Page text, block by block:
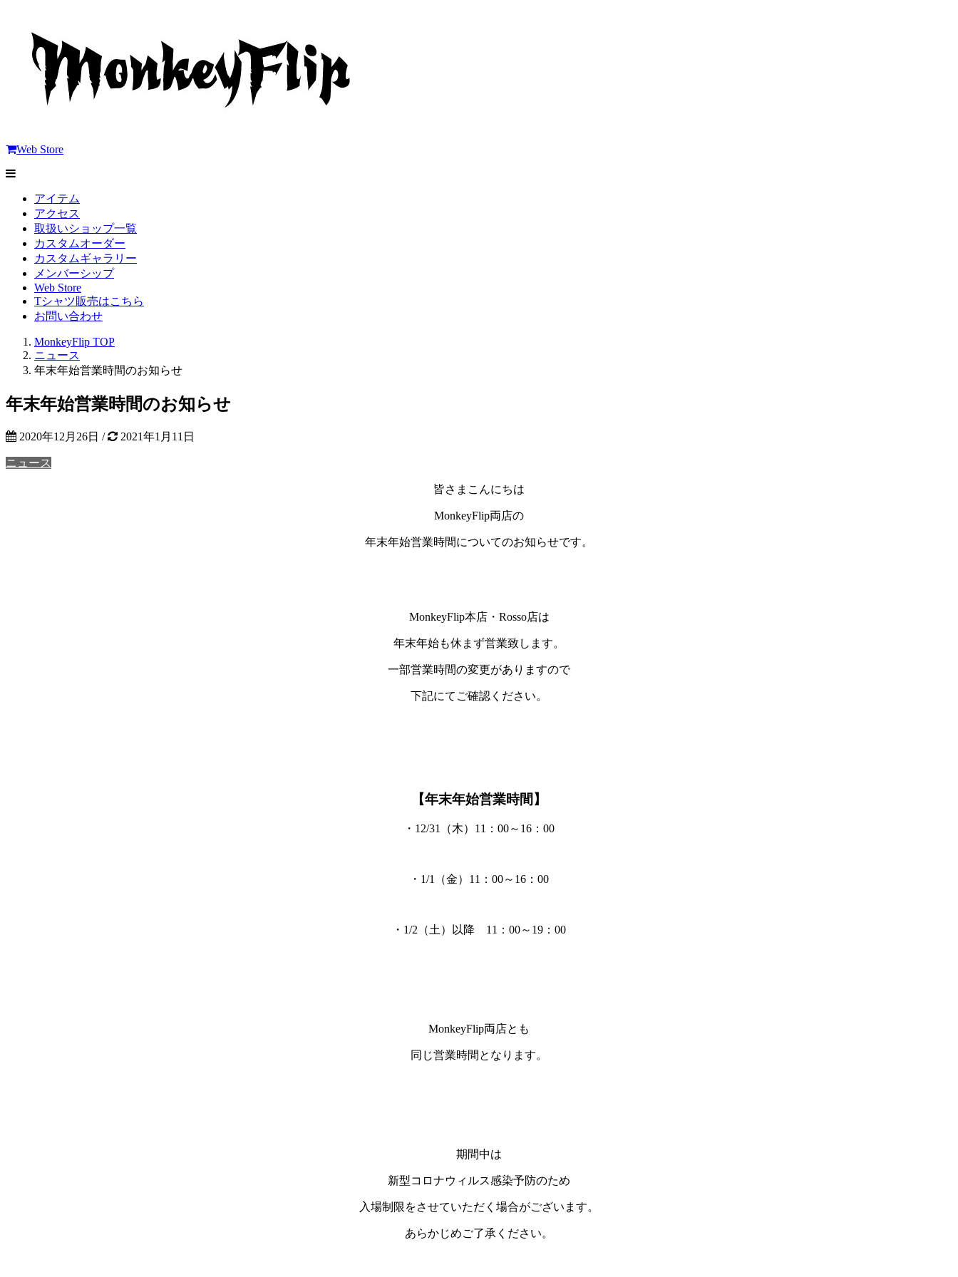
Web Store
アイテム
アクセス
取扱いショップ一覧
カスタムオーダー
カスタムギャラリー
メンバーシップ
Web Store
Tシャツ販売はこちら
お問い合わせ
MonkeyFlip TOP
ニュース
年末年始営業時間のお知らせ
年末年始営業時間のお知らせ
2020年12月26日 / 2021年1月11日
ニュース
皆さまこんにちは
MonkeyFlip両店の
年末年始営業時間についてのお知らせです。
MonkeyFlip本店・Rosso店は
年末年始も休まず営業致します。
一部営業時間の変更がありますので
下記にてご確認ください。
【年末年始営業時間】
・12/31（木） 11：00～16：00
・1/1（金） 11：00～16：00
・1/2（土）以降 11：00～19：00
MonkeyFlip両店とも
同じ営業時間となります。
期間中は
新型コロナウィルス感染予防のため
入場制限をさせていただく場合がございます。
あらかじめご了承ください。